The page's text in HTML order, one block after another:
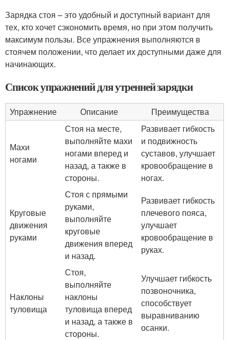
Зарядка стоя – это удобный и доступный вариант для
тех, кто хочет сэкономить время, но при этом получить
максимум пользы. Все упражнения выполняются в
стоячем положении, что делает их доступными даже для
начинающих.
Список упражнений для утренней зарядки
Упражнение Описание Преимущества
Махи
ногами
Стоя на месте,
выполняйте махи
ногами вперед и
назад, а также в
стороны.
Развивает гибкость
и подвижность
суставов, улучшает
кровообращение в
ногах.
Круговые
движения
руками
Стоя с прямыми
руками,
выполняйте
круговые
движения вперед
и назад.
Развивает гибкость
плечевого пояса,
улучшает
кровообращение в
руках.
Наклоны
туловища
Стоя,
выполняйте
наклоны
туловища вперед
и назад, а также в
стороны.
Улучшает гибкость
позвоночника,
способствует
выравниванию
осанки.